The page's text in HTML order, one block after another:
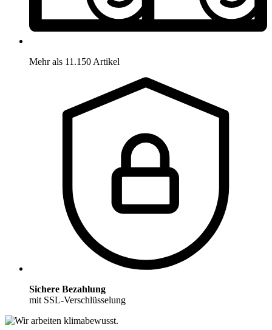
Mehr als 11.150 Artikel
Sichere Bezahlung
mit SSL-Verschlüsselung